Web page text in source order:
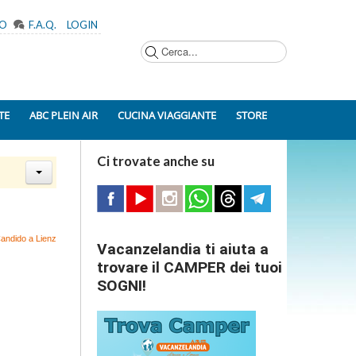
F.A.Q. LOGIN
ABC PLEIN AIR CUCINA VIAGGIANTE STORE
a Lienz
Ci trovate anche su
Vacanzelandia ti aiuta a
trovare il CAMPER dei tuoi
SOGNI!